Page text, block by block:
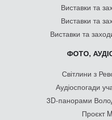
Виставки та
Виставки та
Виставки та
ФОТО,
Світлини з
Аудіоспогади
3D-панорами
Проєкт